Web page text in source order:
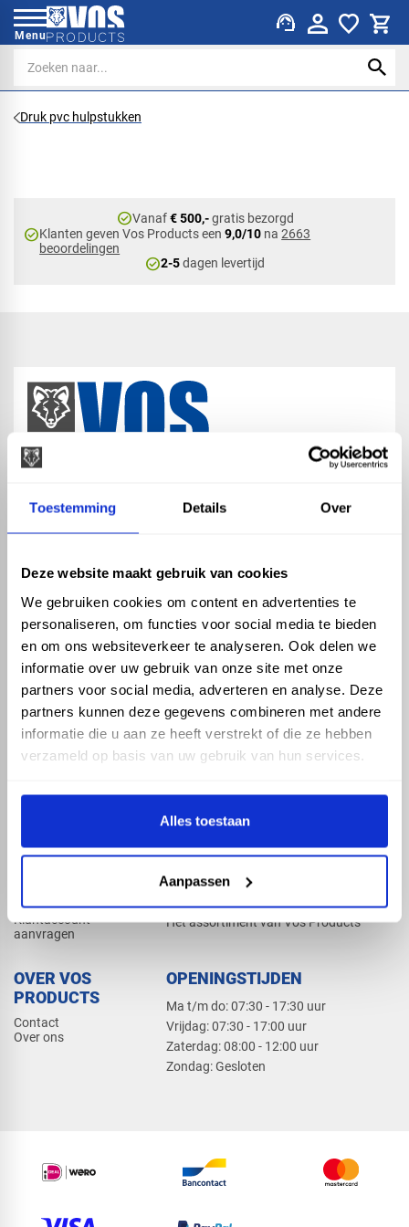
Toestemming Details Over
Deze website maakt gebruik van cookies
We gebruiken cookies om content en advertenties te
personaliseren, om functies voor social media te bieden
en om ons websiteverkeer te analyseren. Ook delen we
informatie over uw gebruik van onze site met onze
partners voor social media, adverteren en analyse. Deze
partners kunnen deze gegevens combineren met andere
informatie die u aan ze heeft verstrekt of die ze hebben
verzameld op basis van uw gebruik van hun services.
Alles toestaan
Aanpassen
Menu support_agent
Druk pvc hulpstukken
check_circleVanaf€ 500,-gratis bezorgd
check_circleKlanten geven Vos Products een9,0/10 na2663
beoordelingen
check_circle2-5dagen levertijd
ASSORTIMENT
Hemelwaterafvoer
Drukleiding
Beregening
Dak en gevel
KENNIS EN HULP
Klantenservice
Kennisbank
Klantaccount
aanvragen
PRODUCTCATALOGUS 2026
Het assortiment van Vos Products
OVER VOS
PRODUCTS
Contact
Over ons
OPENINGSTIJDEN
Ma t/m do: 07:30 - 17:30 uur
​Vrijdag: 07:30 - 17:00 uur
​Zaterdag: 08:00 - 12:00 uur
​Zondag: Gesloten
phone_enabled +31 416 75 02 55
mail info@vosproducts.nl
check_circleDé bouwmarkt van Altena
check_circle Direct uit grote voorraad geleverd met eigen transport
check_circleLevering in NL en BE